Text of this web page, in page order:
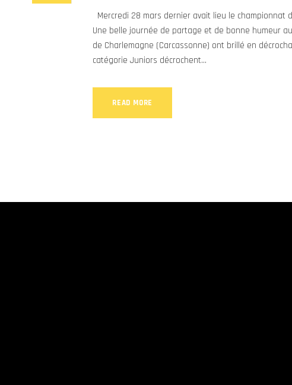
Mercredi 28 mars dernier avait lieu le championnat
Une belle journée de partage et de bonne humeur
de Charlemagne (Carcassonne) ont brillé en
catégorie Juniors décrochent...
READ MORE